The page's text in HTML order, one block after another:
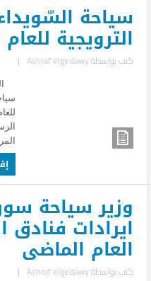
سياحة
الترويجية
كتب بواسطةAshraf elgedawy
|
ايرادات فنادق
العام الماضى
كتب بواسطةAshraf elgedawy
|